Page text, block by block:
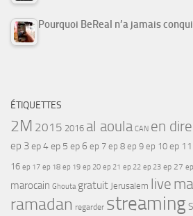
Pourquoi BeReal n’a jamais
ÉTIQUETTES
2M 2015 2016 al aoula CAN en
ep 3ep 4ep 5 ep 6 ep 7 ep 8 ep 9 ep 10 ep 11
16 ep 17 ep 18 ep 19 ep 20 ep 21 ep 22 ep 23 ep 27
marocain Ghouta gratuit Jerusalem live
ramadan regarder streaming